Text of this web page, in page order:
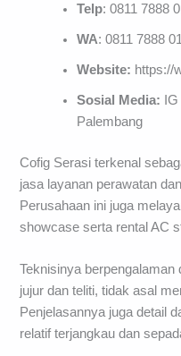
Telp: 0811 7888
WA: 0811 7888
Website: https://
Sosial Media:
Palembang
Cofig Serasi terkenal
jasa layanan perawatan
Perusahaan ini juga
showcase serta rental AC
Teknisinya
jujur dan teliti, tidak asal
Penjelasannya juga detail
relatif terjangkau dan